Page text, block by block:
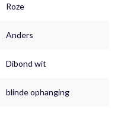
Roze
Anders
Dibond wit
blinde ophanging